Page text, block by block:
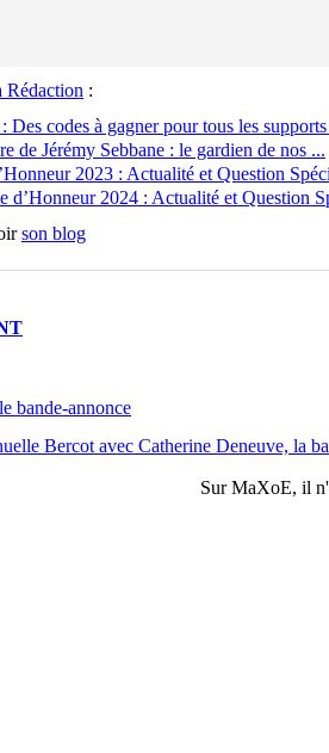
Rédaction :
codes à gagner pour tous les
de Jérémy Sebbane : le gardien de nos ...
2023 : Actualité et Question
d’Honneur 2024 : Actualité et Question
son blog
bande-annonce
Bercot avec Catherine Deneuve, la
SurMaXoE, il